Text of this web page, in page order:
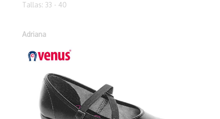
Tallas: 33 - 40
Adriana